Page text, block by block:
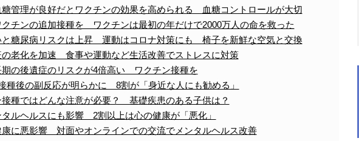
管理が良好だとワクチンの効果を高められる 血糖コントロールが大切
チンの追加接種を ワクチンは最初の年だけで2000万人の命を救った
と糖尿病リスクは上昇 運動はコロナ対策にも 椅子を新鮮な空気と交換
の老化を加速 食事や運動など生活改善でストレスに対策
期の後遺症のリスクが4倍高い ワクチン接種を
種後の副反応が明らかに 8割が「身近な人にも勧める」
種ではどんな注意が必要？ 基礎疾患のある子供は？
ルヘルスにも影響 2割以上は心の健康が「悪化」
康に悪影響 対面やオンラインでの交流でメンタルヘルス改善